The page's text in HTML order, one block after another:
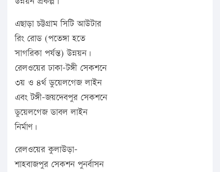
এছাড়া চট্টগ্রাম সিটি আউটার
রিং রোড (পতেঙ্গা হতে
সাগরিকা পর্যন্ত) উন্নয়ন।
রেলওয়ের ঢাকা-টঙ্গী সেকশনে
৩য় ও ৪র্থ ডুয়েলগেজ লাইন
এবং টঙ্গী-জয়দেবপুর সেকশনে
ডুয়েলগেজ ডাবল লাইন
নির্মাণ।
রেলওয়ের কুলাউড়া-
শাহবাজপুর সেকশন পুনর্বাসন